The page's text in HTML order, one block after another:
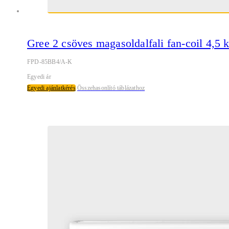
Gree 2 csöves magasoldalfali fan-coil 4,5
FPD-85BB4/A-K
Egyedi ár
Egyedi ajánlatkérés Összehasonlító táblázathoz